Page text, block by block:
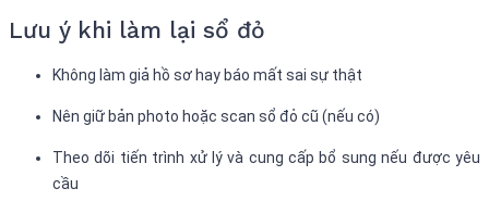
Lưu ý khi làm lại sổ đỏ
Không làm giả hồ sơ hay báo mất sai sự thật
Nên giữ bản photo hoặc scan sổ đỏ cũ (nếu có)
Theo dõi tiến trình xử lý và cung cấp bổ sung nếu được yêu
cầu